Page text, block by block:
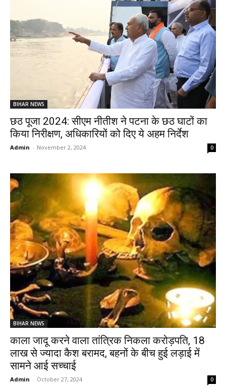
BIHAR NEWS
छठ पूजा 2024: सीएम नीतीश ने पटना के छठ घाटों का
किया निरीक्षण, अधिकारियों को दिए ये अहम निर्देश
Admin - November 2, 2024 0
BIHAR NEWS
काला जादू करने वाला तांत्रिक निकला करोड़पति, 18
लाख से ज्यादा कैश बरामद, बहनों के बीच हुई लड़ाई में
सामने आई सच्चाई
Admin - October 27, 2024 0